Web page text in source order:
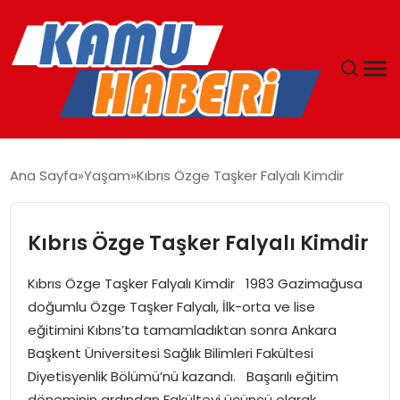
YAŞAM
GÜNCEL
MAGAZIN
EKONOMI
SPOR
Ana Sayfa Yaşam Kıbrıs Özge Taşker Falyalı Kimdir
Kıbrıs Özge Taşker Falyalı Kimdir
Kıbrıs Özge Taşker Falyalı Kimdir 1983 Gazimağusa
doğumlu Özge Taşker Falyalı, İlk-orta ve lise
eğitimini Kıbrıs’ta tamamladıktan sonra Ankara
Başkent Üniversitesi Sağlık Bilimleri Fakültesi
Diyetisyenlik Bölümü’nü kazandı. Başarılı eğitim